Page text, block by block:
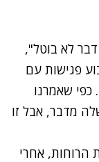
לא בוטל",
פגישות עם
כפי שאמרנו
מדבר, אבל זו
הרוחות, אחרי